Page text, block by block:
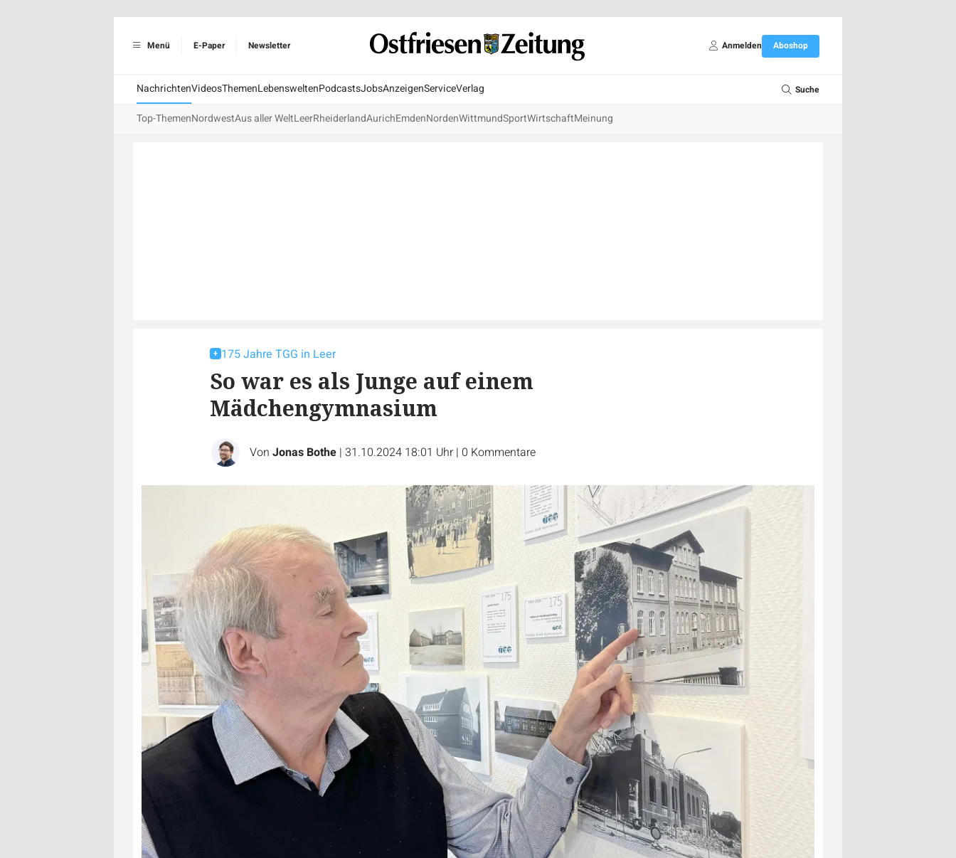
Menü E-Paper Newsletter Anmelden Aboshop
NachrichtenVideosThemenLebensweltenPodcastsJobsAnzeigenServiceVerlag Suche
Top-ThemenNordwestAus aller WeltLeerRheiderlandAurichEmdenNordenWittmundSportWirtschaftMeinung
175 Jahre TGG in Leer
So war es als Junge auf einem
Mädchengymnasium
Von Jonas Bothe | 31.10.2024 18:01 Uhr | 0 Kommentare